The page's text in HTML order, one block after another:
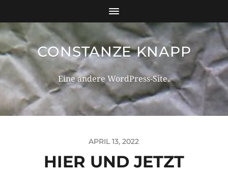
CONSTANZE KNAPP
Eine andere WordPress-Site.
APRIL 13, 2022
HIER UND JETZT